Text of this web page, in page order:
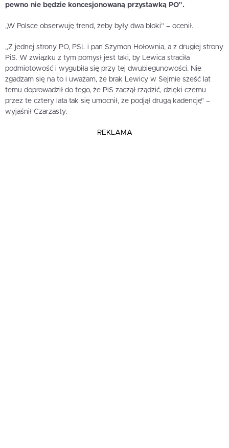
pewno nie będzie koncesjonowaną przystawką PO”.
„W Polsce obserwuję trend, żeby były dwa bloki” – ocenił.
„Z jednej strony PO, PSL i pan Szymon Hołownia, a z drugiej strony
PiS. W związku z tym pomysł jest taki, by Lewica straciła
podmiotowość i wygubiła się przy tej dwubiegunowości. Nie
zgadzam się na to i uważam, że brak Lewicy w Sejmie sześć lat
temu doprowadził do tego, że PiS zaczął rządzić, dzięki czemu
przez te cztery lata tak się umocnił, że podjął drugą kadencję” –
wyjaśnił Czarzasty.
REKLAMA